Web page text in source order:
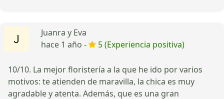
Juanra y Eva
hace 1 año -
5 (Experiencia positiva)
10/10. La mejor floristería a la que he ido por varios
motivos: te atienden de maravilla, la chica es muy
agradable y atenta. Además, que es una gran